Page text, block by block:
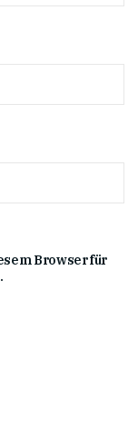
Browser für